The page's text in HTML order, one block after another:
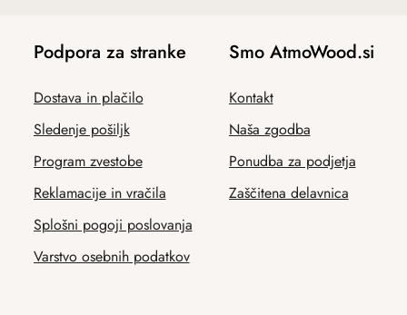
Podpora za stranke
Dostava in plačilo
Sledenje pošiljk
Program zvestobe
Reklamacije in vračila
Splošni pogoji poslovanja
Varstvo osebnih podatkov
Smo AtmoWood.si
Kontakt
Naša zgodba
Ponudba za podjetja
Zaščitena delavnica